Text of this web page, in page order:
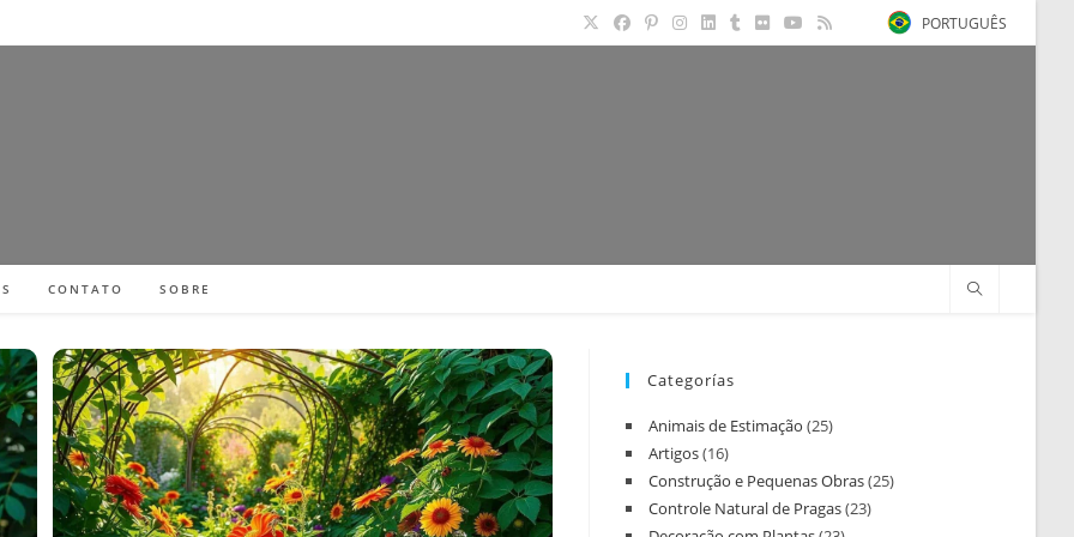
PORTUGUÊS
CONTATO SOBRE
Categorías
Animais de Estimação (25)
Artigos(16)
Construção e Pequenas Obras(25)
Controle Natural de Pragas(23)